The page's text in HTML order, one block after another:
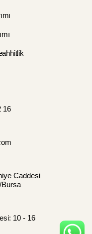
16
Caddesi
Bursa
10 - 16